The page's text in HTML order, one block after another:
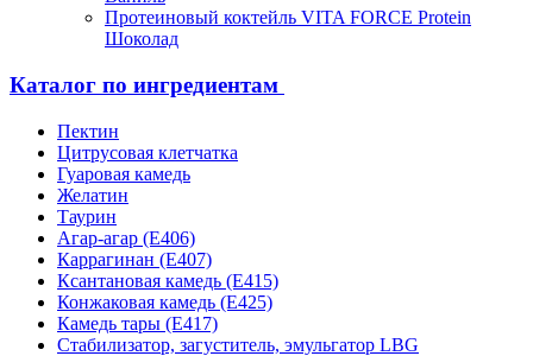
Протеиновый коктейль VITA FORCE Protein
Шоколад
Каталог по ингредиентам
Пектин
Цитрусовая клетчатка
Гуаровая камедь
Желатин
Таурин
Агар-агар (Е406)
Каррагинан (Е407)
Ксантановая камедь (Е415)
Конжаковая камедь (Е425)
Камедь тары (Е417)
Стабилизатор, загуститель, эмульгатор LBG